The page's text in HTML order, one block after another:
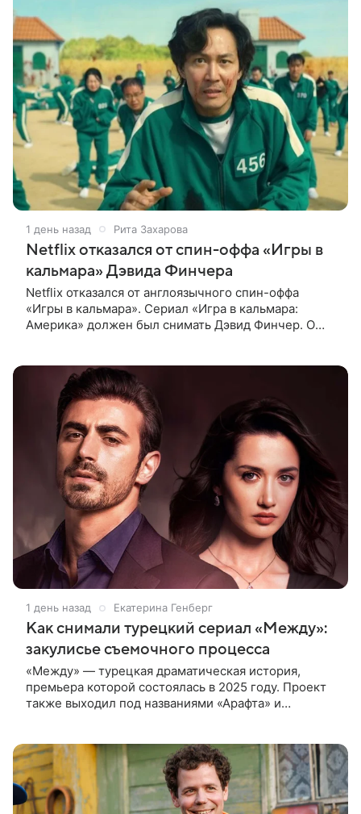
1 день назад Рита Захарова
Netflix отказался от спин-оффа «Игры в
кальмара» Дэвида Финчера
Netflix отказался от англоязычного спин-оффа
«Игры в кальмара». Сериал «Игра в кальмара:
Америка» должен был снимать Дэвид Финчер. О
1 день назад Екатерина Генберг
Как снимали турецкий сериал «Между»:
закулисье съемочного процесса
«Между» — турецкая драматическая история,
премьера которой состоялась в 2025 году. Проект
также выходил под названиями «Арафта» и